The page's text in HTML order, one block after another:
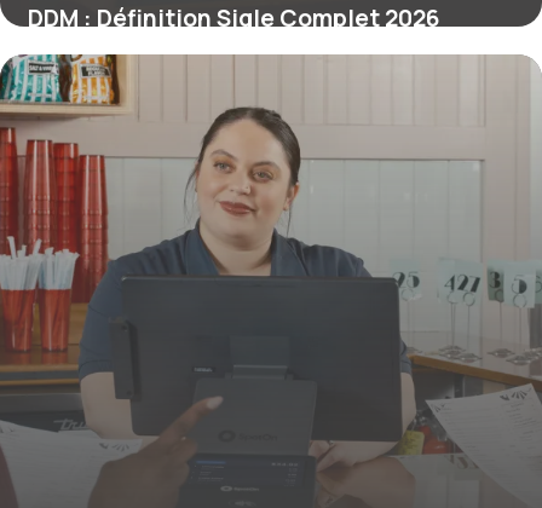
DDM : Définition Sigle Complet 2026
9 juin 2026